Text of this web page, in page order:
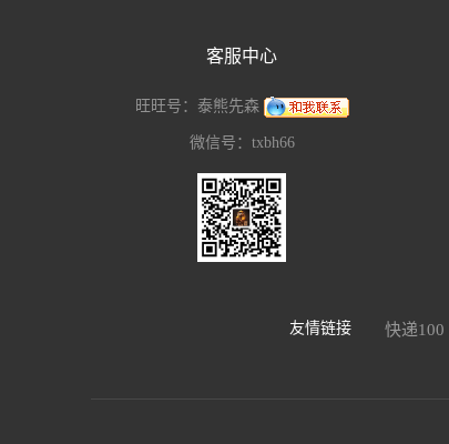
客服中心
旺旺号：泰熊先森
微信号：txbh66
友情链接 快递100